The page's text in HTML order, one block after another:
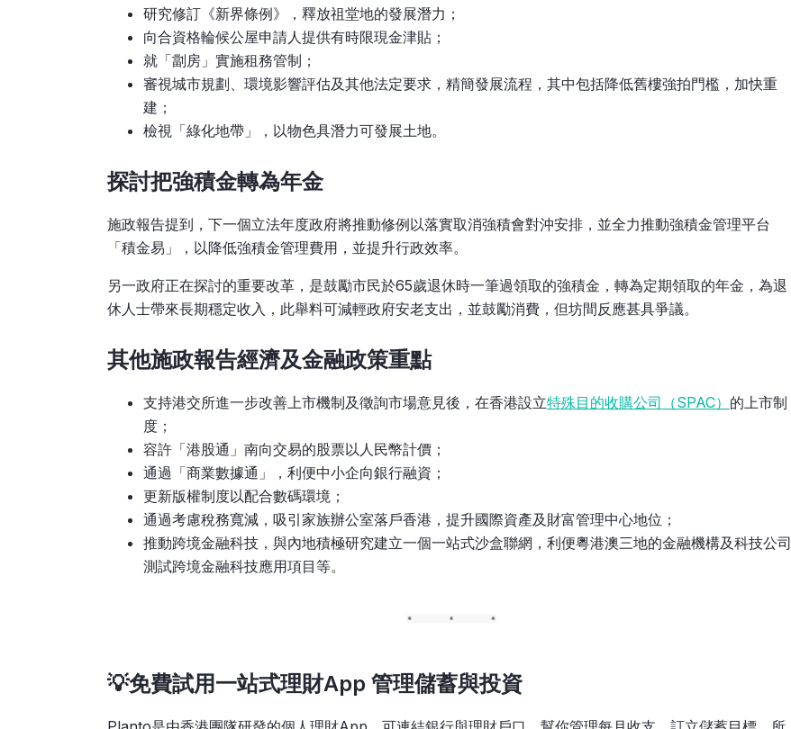
研究修訂《新界條例》，釋放祖堂地的發展潛力；
向合資格輪候公屋申請人提供有時限現金津貼；
就「劏房」實施租務管制；
審視城市規劃、環境影響評估及其他法定要求，精簡發展流程，其中包括降低舊樓強拍門檻，加快重
建；
檢視「綠化地帶」，以物色具潛力可發展土地。
探討把強積金轉為年金
施政報告提到，下一個立法年度政府將推動修例以落實取消強積會對沖安排，並全力推動強積金管理平台
「積金易」，以降低強積金管理費用，並提升行政效率。
另一政府正在探討的重要改革，是鼓勵市民於65歲退休時一筆過領取的強積金，轉為定期領取的年金，為退
休人士帶來長期穩定收入，此舉料可減輕政府安老支出，並鼓勵消費，但坊間反應甚具爭議。
其他施政報告經濟及金融政策重點
支持港交所進一步改善上市機制及徵詢市場意見後，在香港設立特殊目的收購公司（SPAC） 的上市制
度；
容許「港股通」南向交易的股票以人民幣計價；
通過「商業數據通」，利便中小企向銀行融資；
更新版權制度以配合數碼環境；
通過考慮稅務寬減，吸引家族辦公室落戶香港，提升國際資產及財富管理中心地位；
推動跨境金融科技，與內地積極研究建立一個一站式沙盒聯網，利便粵港澳三地的金融機構及科技公司
測試跨境金融科技應用項目等。
💡免費試用一站式理財App 管理儲蓄與投資